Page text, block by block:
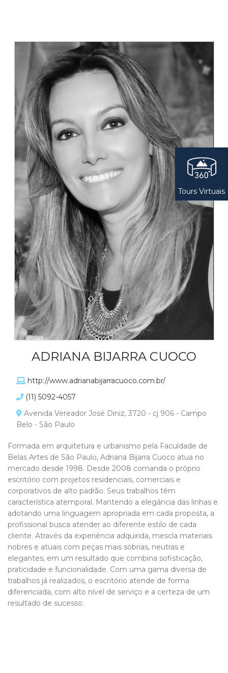
ADRIANA BIJARRA CUOCO
http://www.adrianabijarracuoco.com.br/
(11) 5092-4057
Avenida Vereador José Diniz, 3720 - cj 906 - Campo
Belo - São Paulo
Formada em arquitetura e urbanismo pela Faculdade de
Belas Artes de São Paulo, Adriana Bijarra Cuoco atua no
mercado desde 1998. Desde 2008 comanda o próprio
escritório com projetos residenciais, comerciais e
corporativos de alto padrão. Seus trabalhos têm
característica atemporal. Mantendo a elegância das linhas e
adotando uma linguagem apropriada em cada proposta, a
profissional busca atender ao diferente estilo de cada
cliente. Através da experiência adquirida, mescla materiais
nobres e atuais com peças mais sóbrias, neutras e
elegantes, em um resultado que combina sofisticação,
praticidade e funcionalidade. Com uma gama diversa de
trabalhos já realizados, o escritório atende de forma
diferenciada, com alto nível de serviço e a certeza de um
resultado de sucesso.
Tours Virtuais